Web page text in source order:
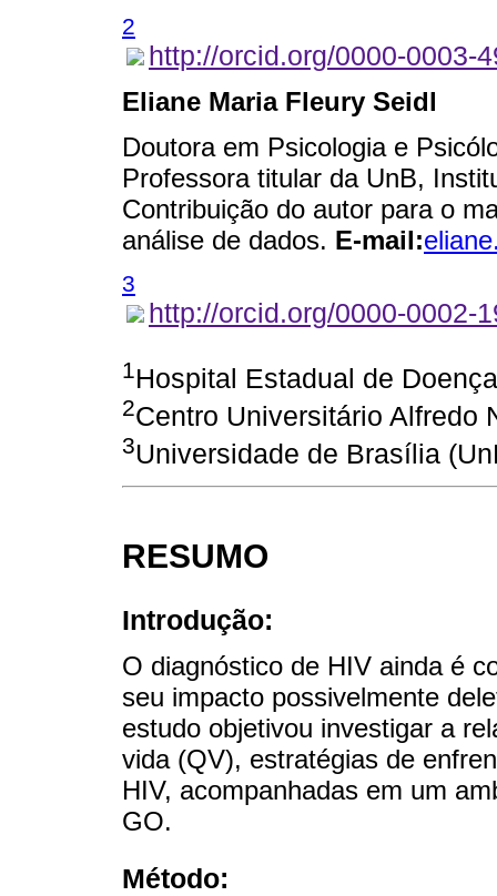
2
http://orcid.org/0000-0003-
Eliane Maria Fleury Seidl
Doutora em Psicologia e
Professora titular da UnB,
Contribuição do autor para o
análise de dados. E-mail:
3
http://orcid.org/0000-0002-
1Hospital Estadual de
2Centro Universitário Alfredo
3Universidade de Brasília
RESUMO
Introdução:
O diagnóstico de HIV ainda é
seu impacto possivelmente
estudo objetivou investigar a
vida (QV), estratégias de
HIV, acompanhadas em um
GO.
Método: